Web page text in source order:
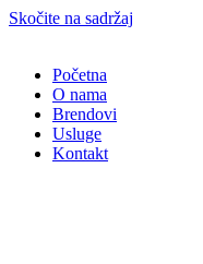
Skočite na sadržaj
Početna
O nama
Brendovi
Usluge
Kontakt